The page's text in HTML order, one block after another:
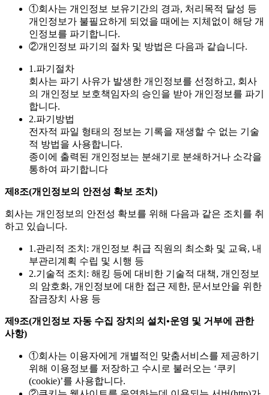
①회사는 개인정보 보유기간의 경과, 처리목적 달성 등
개인정보가 불필요하게 되었을 때에는 지체없이 해당 개
인정보를 파기합니다.
②개인정보 파기의 절차 및 방법은 다음과 같습니다.
1.파기절차
회사는 파기 사유가 발생한 개인정보를 선정하고, 회사
의 개인정보 보호책임자의 승인을 받아 개인정보를 파기
합니다.
2.파기방법
전자적 파일 형태의 정보는 기록을 재생할 수 없는 기술
적 방법을 사용합니다.
종이에 출력된 개인정보는 분쇄기로 분쇄하거나 소각을
통하여 파기합니다
제8조(개인정보의 안전성 확보 조치)
회사는 개인정보의 안전성 확보를 위해 다음과 같은 조치를 취
하고 있습니다.
1.관리적 조치: 개인정보 취급 직원의 최소화 및 교육, 내
부관리계획 수립 및 시행 등
2.기술적 조치: 해킹 등에 대비한 기술적 대책, 개인정보
의 암호화, 개인정보에 대한 접근 제한, 문서보안을 위한
잠금장치 사용 등
제9조(개인정보 자동 수집 장치의 설치•운영 및 거부에 관한
사항)
①회사는 이용자에게 개별적인 맞춤서비스를 제공하기
위해 이용정보를 저장하고 수시로 불러오는 ‘쿠키
(cookie)’를 사용합니다.